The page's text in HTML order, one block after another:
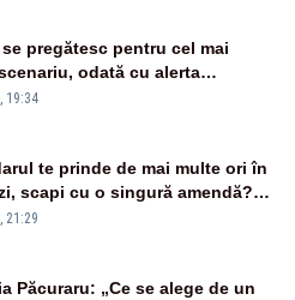
pregătesc pentru cel mai
odată cu alerta
19:34
te prinde de mai multe ori în
scapi cu o singură amendă?
legea
21:29
Păcuraru: „Ce se alege de un